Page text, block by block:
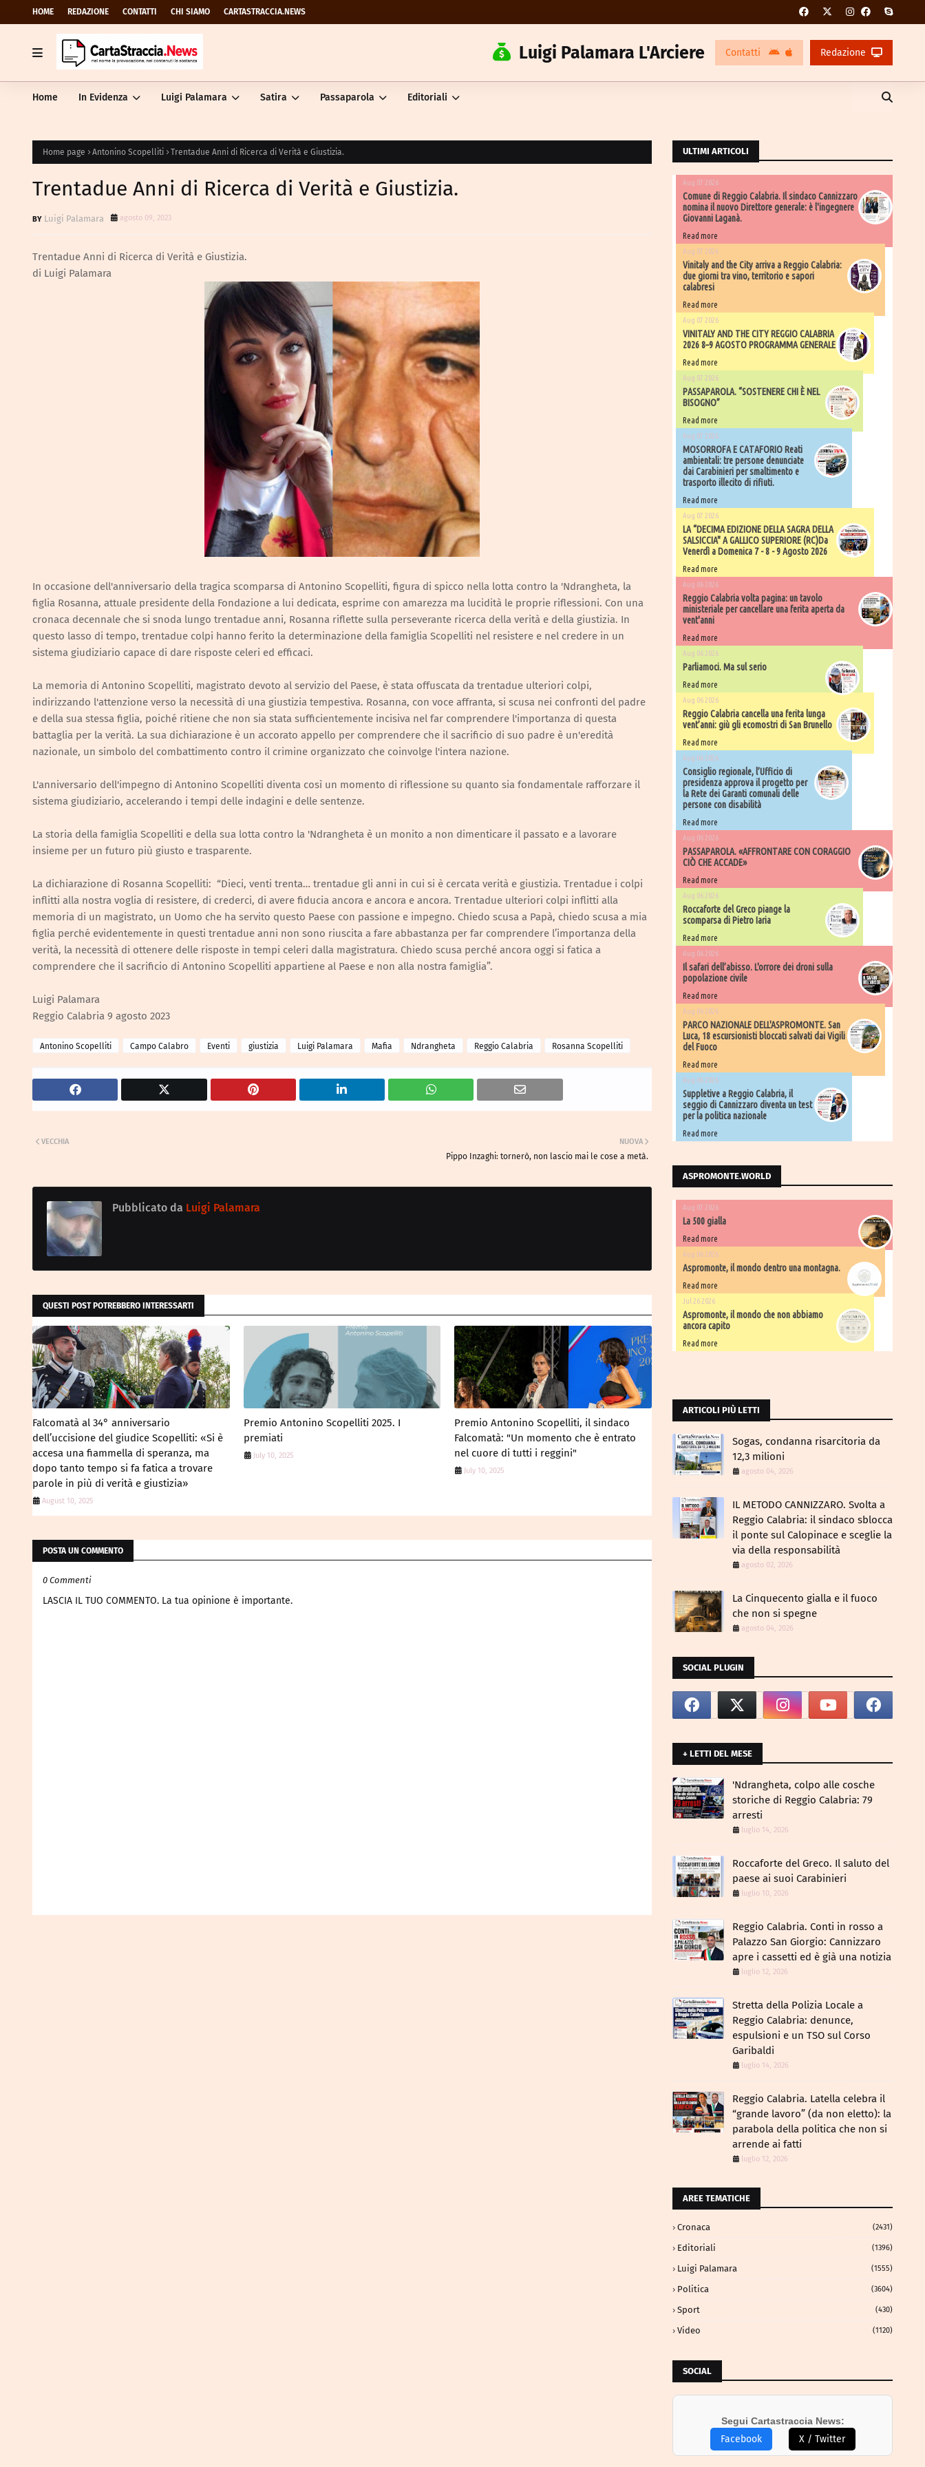
HOME REDAZIONE CONTATTI CHI SIAMO CARTASTRACCIA.NEWS
Luigi Palamara L'Arciere Contatti Redazione
Home In Evidenza Luigi Palamara Satira Passaparola Editoriali
Home page Antonino Scopelliti Trentadue Anni di Ricerca di Verità e Giustizia.
Trentadue Anni di Ricerca di Verità e Giustizia.
Luigi Palamara agosto 09, 2023
Trentadue Anni di Ricerca di Verità e Giustizia.
di Luigi Palamara
In occasione dell'anniversario della tragica scomparsa di Antonino Scopelliti, figura di spicco nella lotta contro la 'Ndrangheta, la
figlia Rosanna, attuale presidente della Fondazione a lui dedicata, esprime con amarezza ma lucidità le proprie riflessioni. Con una
cronaca decennale che si snoda lungo trentadue anni, Rosanna riflette sulla perseverante ricerca della verità e della giustizia. In
questo lasso di tempo, trentadue colpi hanno ferito la determinazione della famiglia Scopelliti nel resistere e nel credere in un
sistema giudiziario capace di dare risposte celeri ed efficaci.
La memoria di Antonino Scopelliti, magistrato devoto al servizio del Paese, è stata offuscata da trentadue ulteriori colpi,
indirizzando l'attenzione verso la necessità di una giustizia tempestiva. Rosanna, con voce affranta, si scusa nei confronti del padre
e della sua stessa figlia, poiché ritiene che non sia stata sufficientemente incisiva nel far comprendere l'importanza di questa
battaglia per la verità. La sua dichiarazione è un accorato appello per comprendere che il sacrificio di suo padre è un'eredità
nazionale, un simbolo del combattimento contro il crimine organizzato che coinvolge l'intera nazione.
L'anniversario dell'impegno di Antonino Scopelliti diventa così un momento di riflessione su quanto sia fondamentale rafforzare il
sistema giudiziario, accelerando i tempi delle indagini e delle sentenze.
La storia della famiglia Scopelliti e della sua lotta contro la 'Ndrangheta è un monito a non dimenticare il passato e a lavorare
insieme per un futuro più giusto e trasparente.
La dichiarazione di Rosanna Scopelliti: “Dieci, venti trenta… trentadue gli anni in cui si è cercata verità e giustizia. Trentadue i colpi
inflitti alla nostra voglia di resistere, di crederci, di avere fiducia ancora e ancora e ancora. Trentadue ulteriori colpi inflitti alla
memoria di un magistrato, un Uomo che ha servito questo Paese con passione e impegno. Chiedo scusa a Papà, chiedo scusa a mia
figlia perché evidentemente in questi trentadue anni non sono riuscita a fare abbastanza per far comprendere l’importanza della
verità, la necessità di ottenere delle risposte in tempi celeri dalla magistratura. Chiedo scusa perché ancora oggi si fatica a
comprendere che il sacrificio di Antonino Scopelliti appartiene al Paese e non alla nostra famiglia”.
Luigi Palamara
Reggio Calabria 9 agosto 2023
Antonino Scopelliti Campo Calabro Eventi giustizia Luigi Palamara Mafia Ndrangheta Reggio Calabria Rosanna Scopelliti
NUOVA
Pippo Inzaghi: tornerò, non lascio mai le cose a metà.
VECCHIA
Pubblicato da Luigi Palamara
QUESTI POST POTREBBERO INTERESSARTI
Falcomatà al 34° anniversario
dell’uccisione del giudice Scopelliti: «Si è
accesa una fiammella di speranza, ma
dopo tanto tempo si fa fatica a trovare
parole in più di verità e giustizia»
August 10, 2025
Premio Antonino Scopelliti 2025. I
premiati
July 10, 2025
Premio Antonino Scopelliti, il sindaco
Falcomatà: "Un momento che è entrato
nel cuore di tutti i reggini"
July 10, 2025
POSTA UN COMMENTO
0 Commenti
LASCIA IL TUO COMMENTO. La tua opinione è importante.
ULTIMI ARTICOLI
Aug 07 2026
Comune di Reggio Calabria. Il sindaco Cannizzaro
nomina il nuovo Direttore generale: è l'ingegnere
Giovanni Laganà.
Read more
Aug 07 2026
Vinitaly and the City arriva a Reggio Calabria:
due giorni tra vino, territorio e sapori
calabresi
Read more
Aug 07 2026
VINITALY AND THE CITY REGGIO CALABRIA
2026 8–9 AGOSTO PROGRAMMA GENERALE
Read more
Aug 07 2026
PASSAPAROLA. “SOSTENERE CHI È NEL
BISOGNO”
Read more
Aug 07 2026
MOSORROFA E CATAFORIO Reati
ambientali: tre persone denunciate
dai Carabinieri per smaltimento e
trasporto illecito di rifiuti.
Read more
Aug 07 2026
LA “DECIMA EDIZIONE DELLA SAGRA DELLA
SALSICCIA" A GALLICO SUPERIORE (RC)Da
Venerdì a Domenica 7 - 8 - 9 Agosto 2026
Read more
Aug 06 2026
​Reggio Calabria volta pagina: un tavolo
ministeriale per cancellare una ferita aperta da
vent'anni
Read more
Aug 06 2026
Parliamoci. Ma sul serio
Read more
Aug 06 2026
Reggio Calabria cancella una ferita lunga
vent’anni: giù gli ecomostri di San Brunello
Read more
Aug 06 2026
Consiglio regionale, l’Ufficio di
presidenza approva il progetto per
la Rete dei Garanti comunali delle
persone con disabilità
Read more
Aug 06 2026
PASSAPAROLA. «AFFRONTARE CON CORAGGIO
CIÒ CHE ACCADE»
Read more
Aug 06 2026
Roccaforte del Greco piange la
scomparsa di Pietro Iaria
Read more
Aug 06 2026
Il safari dell’abisso. L'orrore dei droni sulla
popolazione civile
Read more
Aug 06 2026
PARCO NAZIONALE DELL'ASPROMONTE. San
Luca, 18 escursionisti bloccati salvati dai Vigili
del Fuoco
Read more
Aug 06 2026
Suppletive a Reggio Calabria, il
seggio di Cannizzaro diventa un test
per la politica nazionale
Read more
ASPROMONTE.WORLD
Aug 07 2026
La 500 gialla
Read more
Aug 06 2026
Aspromonte, il mondo dentro una montagna.
Read more
Jul 26 2026
Aspromonte, il mondo che non abbiamo
ancora capito
Read more
ARTICOLI PIÙ LETTI
Sogas, condanna risarcitoria da
12,3 milioni
agosto 04, 2026
IL METODO CANNIZZARO​. Svolta a
Reggio Calabria: il sindaco sblocca
il ponte sul Calopinace e sceglie la
via della responsabilità
agosto 02, 2026
La Cinquecento gialla e il fuoco
che non si spegne
agosto 04, 2026
SOCIAL PLUGIN
+ LETTI DEL MESE
​'Ndrangheta, colpo alle cosche
storiche di Reggio Calabria: 79
arresti
luglio 14, 2026
Roccaforte del Greco. Il saluto del
paese ai suoi Carabinieri
luglio 10, 2026
Reggio Calabria. Conti in rosso a
Palazzo San Giorgio: Cannizzaro
apre i cassetti ed è già una notizia
luglio 12, 2026
​Stretta della Polizia Locale a
Reggio Calabria: denunce,
espulsioni e un TSO sul Corso
Garibaldi
luglio 14, 2026
Reggio Calabria. Latella celebra il
“grande lavoro” (da non eletto): la
parabola della politica che non si
arrende ai fatti
luglio 12, 2026
AREE TEMATICHE
Cronaca (2431)
Editoriali (1396)
Luigi Palamara (1555)
Politica (3604)
Sport (430)
Video (1120)
SOCIAL
Segui Cartastraccia News:
Facebook X / Twitter